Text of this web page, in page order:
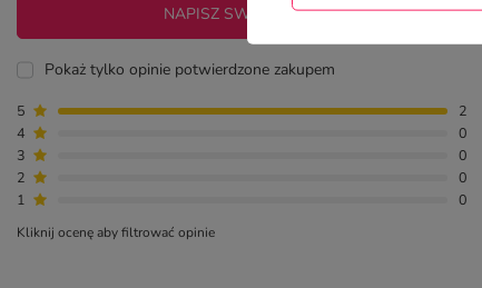
NAPISZ SWOJĄ OPINIĘ
Pokaż tylko opinie potwierdzone zakupem
5
2
4
0
3
0
2
0
1
0
Kliknij ocenę aby filtrować opinie